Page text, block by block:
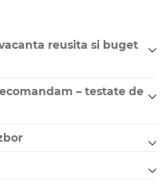
reusita si buget
– testate de